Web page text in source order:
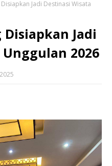
Jadi Destinasi Wisata
Disiapkan Jadi
2026